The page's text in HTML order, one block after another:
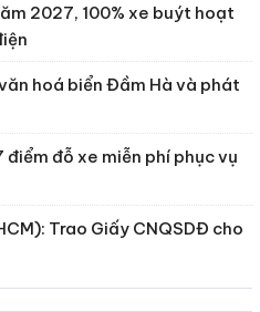
2027, 100% xe buýt hoạt
hoá biển Đầm Hà và phát
điểm đỗ xe miễn phí phục vụ
Trao Giấy CNQSDĐ cho